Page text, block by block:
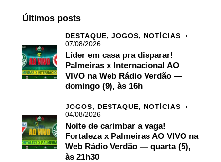
Últimos posts
DESTAQUE, JOGOS, NOTÍCIAS
07/08/2026
Líder em casa pra disparar!
Palmeiras x Internacional AO
VIVO na Web Rádio Verdão —
domingo (9), às 16h
JOGOS, DESTAQUE, NOTÍCIAS
04/08/2026
Noite de carimbar a vaga!
Fortaleza x Palmeiras AO VIVO na
Web Rádio Verdão — quarta (5),
às 21h30